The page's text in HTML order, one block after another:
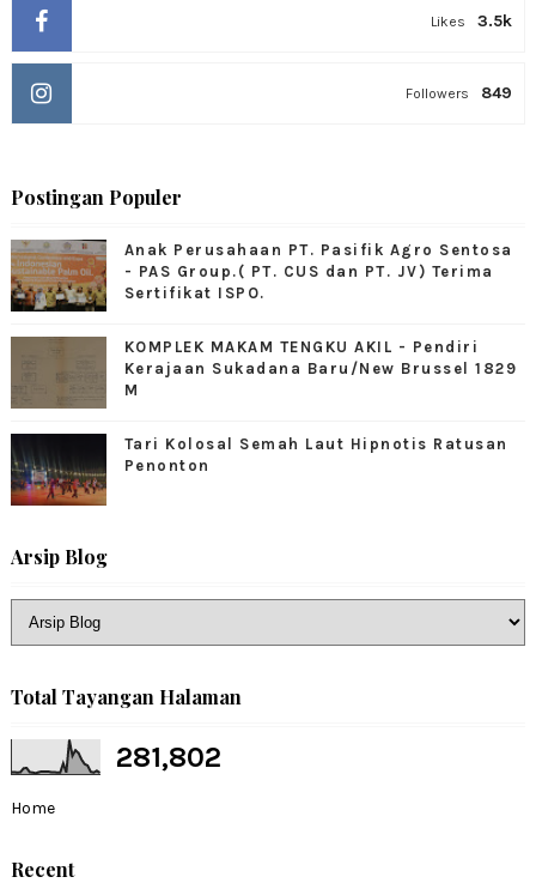
3.5k
Likes
849
Followers
Postingan Populer
Anak Perusahaan PT. Pasifik Agro Sentosa
- PAS Group.( PT. CUS dan PT. JV) Terima
Sertifikat ISPO.
KOMPLEK MAKAM TENGKU AKIL - Pendiri
Kerajaan Sukadana Baru/New Brussel 1829
M
Tari Kolosal Semah Laut Hipnotis Ratusan
Penonton
Arsip Blog
Total Tayangan Halaman
281,802
Home
Recent